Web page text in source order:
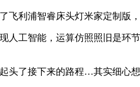
利浦智睿床头灯米家定制版，
工智能，运算仿照照旧是环节
了接下来的路程…其实细心想